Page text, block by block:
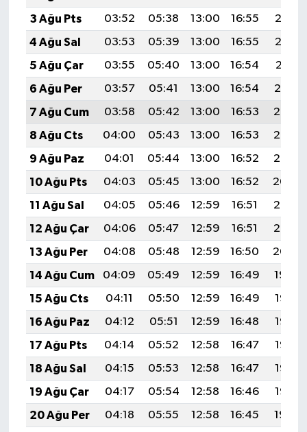
3 Ağu Pts
03:52 05:38 13:00 16:55
20:13
4 Ağu Sal
03:53 05:39 13:00 16:55
20:12
5 Ağu Çar
03:55 05:40 13:00 16:54
20:11
6 Ağu Per
03:57 05:41 13:00 16:54
20:10
7 Ağu Cum
03:58 05:42 13:00 16:53
20:08
8 Ağu Cts
04:00 05:43 13:00 16:53
20:07
9 Ağu Paz
04:01 05:44 13:00 16:52
20:06
10 Ağu Pts
04:03 05:45 13:00 16:52
20:04
11 Ağu Sal
04:05 05:46 12:59 16:51
20:03
12 Ağu Çar
04:06 05:47 12:59 16:51
20:02
13 Ağu Per
04:08 05:48 12:59 16:50
20:00
14 Ağu Cum
04:09 05:49 12:59 16:49
19:59
15 Ağu Cts
04:11 05:50 12:59 16:49
19:58
16 Ağu Paz
04:12 05:51 12:59 16:48
19:56
17 Ağu Pts
04:14 05:52 12:58 16:47
19:55
18 Ağu Sal
04:15 05:53 12:58 16:47
19:53
19 Ağu Çar
04:17 05:54 12:58 16:46
19:52
20 Ağu Per
04:18 05:55 12:58 16:45
19:50